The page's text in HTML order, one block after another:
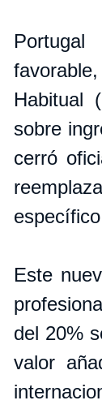
Habitual
sobre
cerró
Este
del 20%
valor